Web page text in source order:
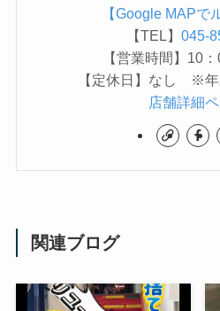
【Google MAPで
【TEL】 045-
【営業時間】10
【定休日】なし ※年
店舗詳細
関連ブログ